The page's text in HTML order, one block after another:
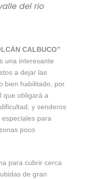
del rio
CALBUCO”
una interesante
a dejar las
bien habilitado, por
que obligará a
y senderos
para
poco
para cubrir cerca
de gran